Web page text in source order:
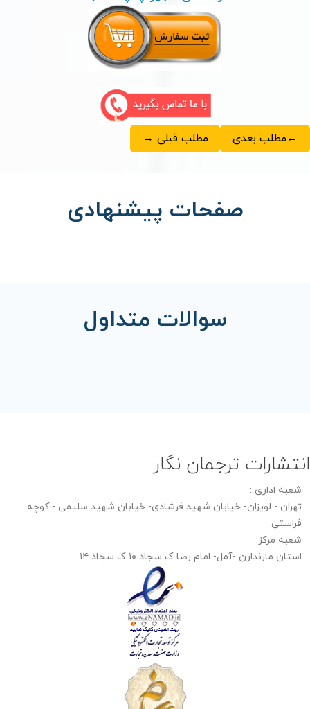
←مطلب بعدی مطلب قبلی →
صفحات پیشنهادی
سوالات متداول
انتشارات ترجمان نگار
شعبه اداری :
تهران - لویزان- خیابان شهید فرشادی- خیابان شهید سلیمی - کوچه
فراستی
شعبه مرکز:
استان مازندارن -آمل- امام رضا ک سجاد ۱۰ ک سجاد ۱۴